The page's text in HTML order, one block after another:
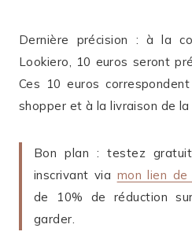
Dernière précision : à la
Lookiero, 10 euros seront
Ces 10 euros
shopper et à la livraison de la
Bon plan : testez
inscrivant via mon lien de
de 10% de réduction
garder.